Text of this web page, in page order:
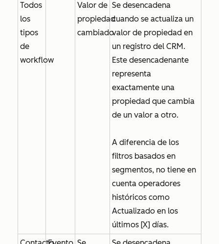
Todos
los
tipos
de
workflow
Valor de
propiedad
cambiado
Se desencadena
cuando se actualiza un
valor de propiedad en
un registro del CRM.
Este desencadenante
representa
exactamente una
propiedad que cambia
de un valor a otro.
A diferencia de los
filtros basados en
segmentos, no tiene en
cuenta operadores
históricos como
Actualizado en los
últimos [X] días.